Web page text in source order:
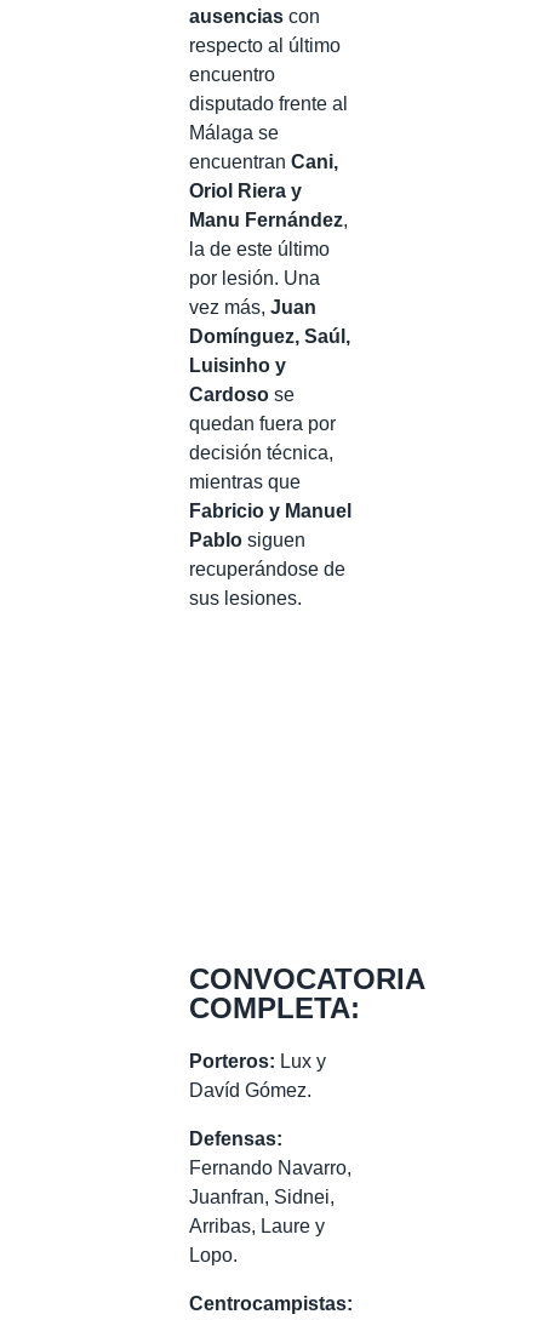
ausencias con
respecto al último
encuentro
disputado frente al
Málaga se
encuentran Cani,
Oriol Riera y
Manu Fernández,
la de este último
por lesión. Una
vez más, Juan
Domínguez, Saúl,
Luisinho y
Cardoso se
quedan fuera por
decisión técnica,
mientras que
Fabricio y Manuel
Pablo siguen
recuperándose de
sus lesiones.
CONVOCATORIA
COMPLETA:
Porteros: Lux y
Davíd Gómez.
Defensas:
Fernando Navarro,
Juanfran, Sidnei,
Arribas, Laure y
Lopo.
Centrocampistas: